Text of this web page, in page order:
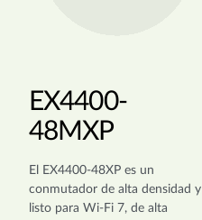
EX4400-
48MXP
El EX4400-48XP es un
conmutador de alta densidad y
listo para Wi-Fi 7, de alta